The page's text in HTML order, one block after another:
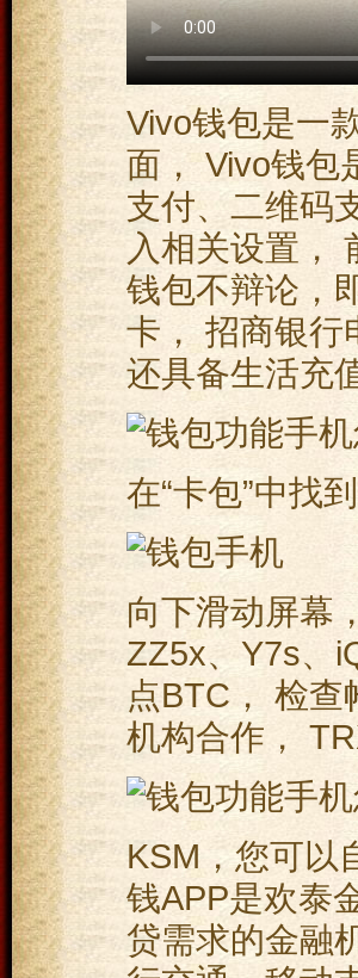
Vivo钱包是一
面， Vivo钱包
支付、二维码
入相关设置，
钱包不辩论，
卡， 招商银行
还具备生活充
在“卡包”中找
向下滑动屏幕
ZZ5x、Y7s、
点BTC， 检
机构合作，
KSM，您可以
钱APP是欢泰
贷需求的金融